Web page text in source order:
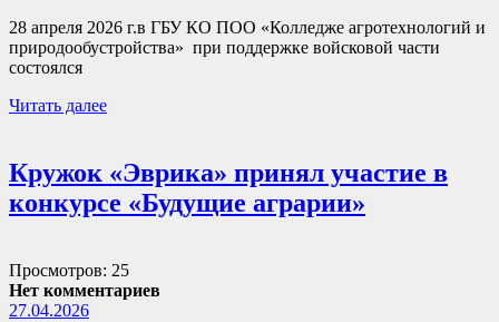
28 апреля 2026 г.в ГБУ КО ПОО «Колледже агротехнологий и
природообустройства» при поддержке войсковой части
состоялся
Читать далее
Кружок «Эврика» принял участие в
конкурсе «Будущие аграрии»
Просмотров: 25
Нет комментариев
27.04.2026